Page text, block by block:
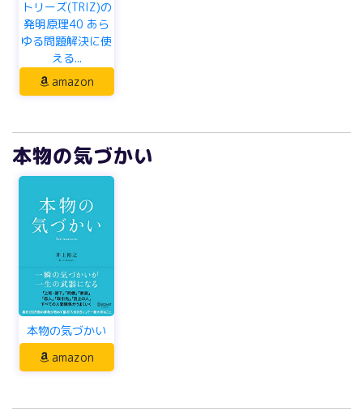
トリーズ(TRIZ)の
発明原理40 あら
ゆる問題解決に使
える...
amazon
本物の気づかい
本物の気づかい
amazon